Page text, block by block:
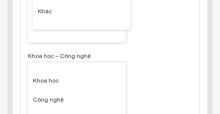
Khác
Khoa học – Công nghệ
Khoa học
Công nghệ